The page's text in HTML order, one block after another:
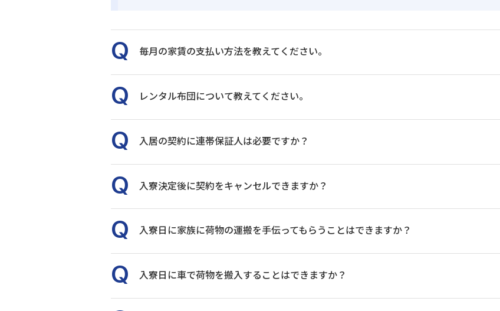
毎月の家賃の支払い方法を教えてください。
レンタル布団について教えてください。
入居の契約に連帯保証人は必要ですか？
入寮決定後に契約をキャンセルできますか？
入寮日に家族に荷物の運搬を手伝ってもらうことはできますか？
入寮日に車で荷物を搬入することはできますか？